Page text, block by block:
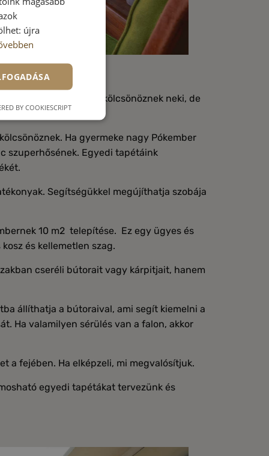
új megjelenést kölcsönöznek neki, de
Ha gyermeke nagy Pókember
szuperhősének. Egyedi tapétáink
Segítségükkel megújíthatja szobája
10 m2 telepítése. Ez egy ügyes és
és kellemetlen szag.
cseréli bútorait vagy kárpitjait, hanem
állíthatja a bútoraival, ami segít kiemelni a
Ha valamilyen sérülés van a falon, akkor
a fejében. Ha elképzeli, mi megvalósítjuk.
egyedi tapétákat tervezünk és
újra
BY COOKIESCRIPT